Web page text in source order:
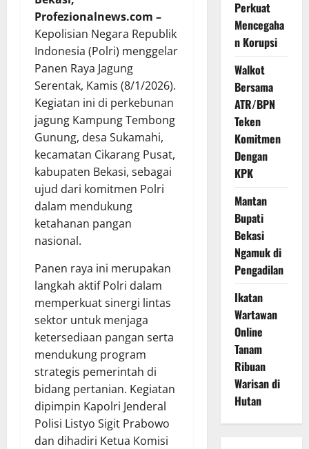
Profezionalnews.com –
Kepolisian Negara Republik
Indonesia (Polri) menggelar
Panen Raya Jagung
Serentak, Kamis (8/1/2026).
Kegiatan ini di perkebunan
jagung Kampung Tembong
Gunung, desa Sukamahi,
kecamatan Cikarang Pusat,
kabupaten Bekasi, sebagai
ujud dari komitmen Polri
dalam mendukung
ketahanan pangan
nasional.
Panen raya ini merupakan
langkah aktif Polri dalam
memperkuat sinergi lintas
sektor untuk menjaga
ketersediaan pangan serta
mendukung program
strategis pemerintah di
bidang pertanian. Kegiatan
dipimpin Kapolri Jenderal
Polisi Listyo Sigit Prabowo
dan dihadiri Ketua Komisi
Perkuat
Mencegaha
n Korupsi
Walkot
Bersama
ATR/BPN
Teken
Komitmen
Dengan
KPK
Mantan
Bupati
Bekasi
Ngamuk di
Pengadilan
Ikatan
Wartawan
Online
Tanam
Ribuan
Warisan di
Hutan